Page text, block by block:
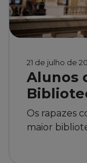
21 de julho de
Alunos
Os rapazes
maior